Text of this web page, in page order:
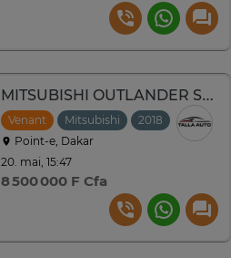
MITSUBISHI OUTLANDER SPORT 2018
Venant Mitsubishi 2018
Point-e, Dakar
20. mai, 15:47
8 500 000 F Cfa